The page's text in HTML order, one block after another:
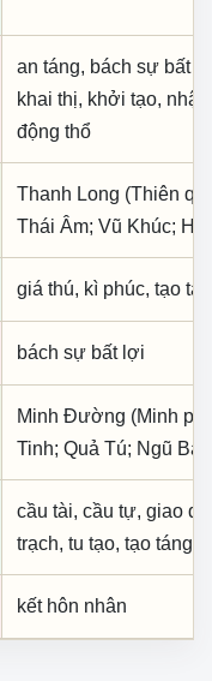
an táng, bách sự bất
khai thị, khởi tạo,
động thổ
Thanh Long (Thiên
Thái Âm; Vũ Khúc; Hà
giá thú, kì phúc, tạo
bách sự bất lợi
Minh Đường (Minh
Tinh; Quả Tú; Ngũ Bất
cầu tài, cầu tự, giao
trạch, tu tạo, tạo táng,
kết hôn nhân